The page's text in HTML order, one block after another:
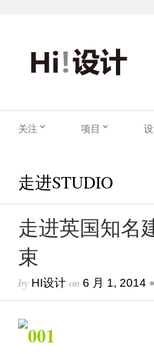
关注 项目
走进STUDIO
走进英国知名
束
by HI设计 on 6 月 1, 2014 •